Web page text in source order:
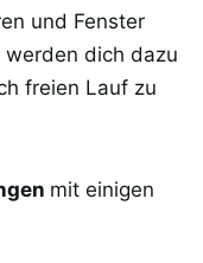
und Fenster
werden dich dazu
freien Lauf zu
mit einigen